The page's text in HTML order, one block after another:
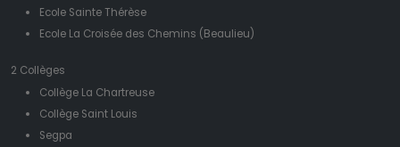
Ecole Sainte Thérèse
Ecole La Croisée des Chemins (Beaulieu)
2 Collèges
Collège La Chartreuse
Collège Saint Louis
Segpa